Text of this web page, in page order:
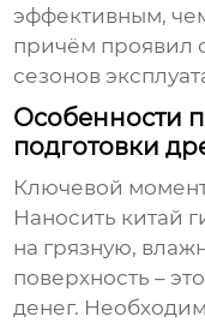
эффективным,
причём проявил
сезонов
Особенности
подготовки
Ключевой
Наносить китай
на грязную,
поверхность –
денег.